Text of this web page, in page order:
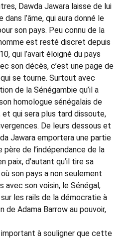
Dawda Jawara laisse de lui
dans l’âme, qui aura donné le
son pays. Peu connu de la
est resté discret depuis
qui l’avait éloigné du pays
son décès, c’est une page de
se tourne. Surtout avec
de la Sénégambie qu’il a
homologue sénégalais de
et qui sera plus tard dissoute,
De leurs dessous et
Jawara emportera une partie
de l’indépendance de la
paix, d’autant qu’il tire sa
son pays a non seulement
son voisin, le Sénégal,
les rails de la démocratie à
de Adama Barrow au pouvoir,
à souligner que cette